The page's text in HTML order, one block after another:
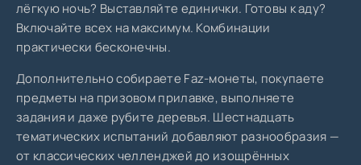
лёгкую ночь? Выставляйте единички. Готовы к аду?
Включайте всех на максимум. Комбинации
практически бесконечны.
Дополнительно собираете Faz-монеты, покупаете
предметы на призовом прилавке, выполняете
задания и даже рубите деревья. Шестнадцать
тематических испытаний добавляют разнообразия —
от классических челленджей до изощрённых